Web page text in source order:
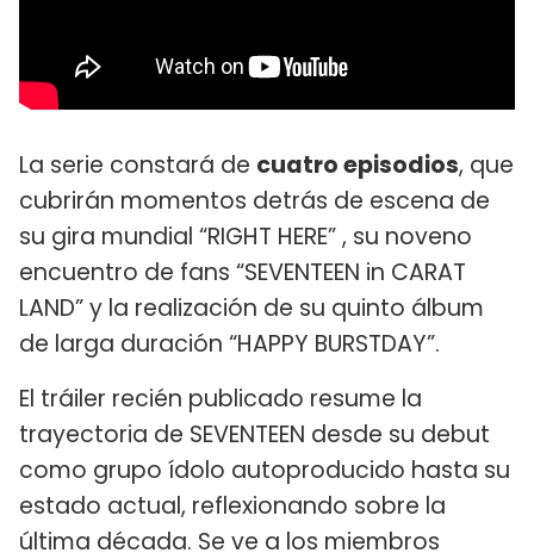
La serie constará de cuatro episodios, que
cubrirán momentos detrás de escena de
su gira mundial “RIGHT HERE” , su noveno
encuentro de fans “SEVENTEEN in CARAT
LAND” y la realización de su quinto álbum
de larga duración “HAPPY BURSTDAY”.
El tráiler recién publicado resume la
trayectoria de SEVENTEEN desde su debut
como grupo ídolo autoproducido hasta su
estado actual, reflexionando sobre la
última década. Se ve a los miembros